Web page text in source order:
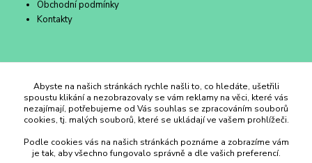
Obchodní podmínky
Kontakty
Duhový Ateliér Kroměříž
+420 734 258 002
duhovyatelier@email.cz
Abyste na našich stránkách rychle našli to, co hledáte, ušetřili
spoustu klikání a nezobrazovaly se vám reklamy na věci, které vás
nezajímají, potřebujeme od Vás souhlas se zpracováním souborů
cookies, tj. malých souborů, které se ukládají ve vašem prohlížeči.
Podle cookies vás na našich stránkách poznáme a zobrazíme vám
je tak, aby všechno fungovalo správně a dle vašich preferencí.